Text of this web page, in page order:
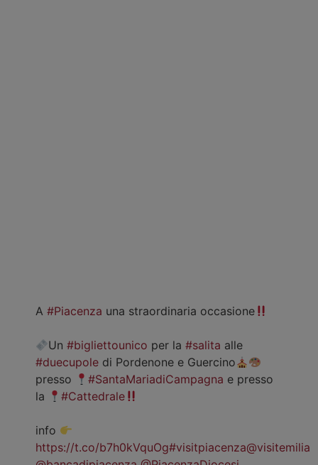
A #Piacenza una straordinaria occasione
Un#bigliettounico per la#salita alle
#duecupole di Pordenone e Guercino
presso
#SantaMariadiCampagna e presso
la
#Cattedrale
info
https://t.co/b7h0kVquOg#visitpiacenza@visitemilia